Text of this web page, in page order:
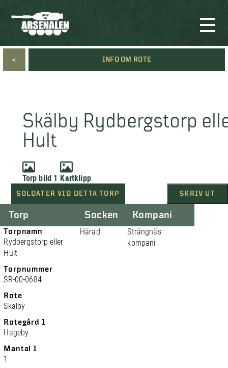
< INFO OM ROTE
Skälby Rydbergstorp
Hult
Torp bild 1 Kartklipp
SOLDATER VID DETTA TORP SKRIV UT
Torp
Torpnamn
Rydbergstorp eller
Hult
Torpnummer
SR-00-0684
Rote
Skälby
Rotegård 1
Hageby
Mantal 1
1
Socken
Härad
Kompani
Strängnäs
kompani